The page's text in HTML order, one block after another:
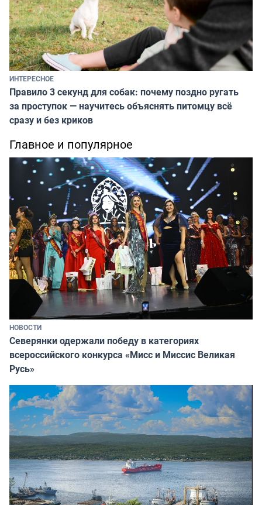
ИНТЕРЕСНОЕ
Правило 3 секунд для собак: почему поздно ругать
за проступок — научитесь объяснять питомцу всё
сразу и без криков
Главное и популярное
НОВОСТИ
Северянки одержали победу в категориях
всероссийского конкурса «Мисс и Миссис Великая
Русь»